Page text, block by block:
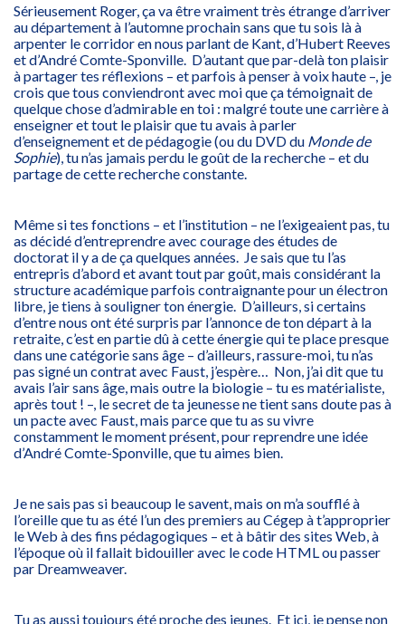
Sérieusement Roger, ça va être vraiment très étrange d’arriver
au département à l’automne prochain sans que tu sois là à
arpenter le corridor en nous parlant de Kant, d’Hubert Reeves
et d’André Comte-Sponville. D’autant que par-delà ton plaisir
à partager tes réflexions – et parfois à penser à voix haute –, je
crois que tous conviendront avec moi que ça témoignait de
quelque chose d’admirable en toi : malgré toute une carrière à
enseigner et tout le plaisir que tu avais à parler
d’enseignement et de pédagogie (ou du DVD du Monde de
Sophie), tu n’as jamais perdu le goût de la recherche – et du
partage de cette recherche constante.
Même si tes fonctions – et l’institution – ne l’exigeaient pas, tu
as décidé d’entreprendre avec courage des études de
doctorat il y a de ça quelques années. Je sais que tu l’as
entrepris d’abord et avant tout par goût, mais considérant la
structure académique parfois contraignante pour un électron
libre, je tiens à souligner ton énergie. D’ailleurs, si certains
d’entre nous ont été surpris par l’annonce de ton départ à la
retraite, c’est en partie dû à cette énergie qui te place presque
dans une catégorie sans âge – d’ailleurs, rassure-moi, tu n’as
pas signé un contrat avec Faust, j’espère… Non, j’ai dit que tu
avais l’air sans âge, mais outre la biologie – tu es matérialiste,
après tout ! –, le secret de ta jeunesse ne tient sans doute pas à
un pacte avec Faust, mais parce que tu as su vivre
constamment le moment présent, pour reprendre une idée
d’André Comte-Sponville, que tu aimes bien.
Je ne sais pas si beaucoup le savent, mais on m’a soufflé à
l’oreille que tu as été l’un des premiers au Cégep à t’approprier
le Web à des fins pédagogiques – et à bâtir des sites Web, à
l’époque où il fallait bidouiller avec le code HTML ou passer
par Dreamweaver.
Tu as aussi toujours été proche des jeunes. Et ici, je pense non